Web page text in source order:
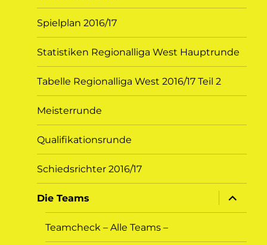
Spielplan 2016/17
Statistiken Regionalliga West Hauptrunde
Tabelle Regionalliga West 2016/17 Teil 2
Meisterrunde
Qualifikationsrunde
Schiedsrichter 2016/17
Die Teams
öffnen
Teamcheck – Alle Teams –